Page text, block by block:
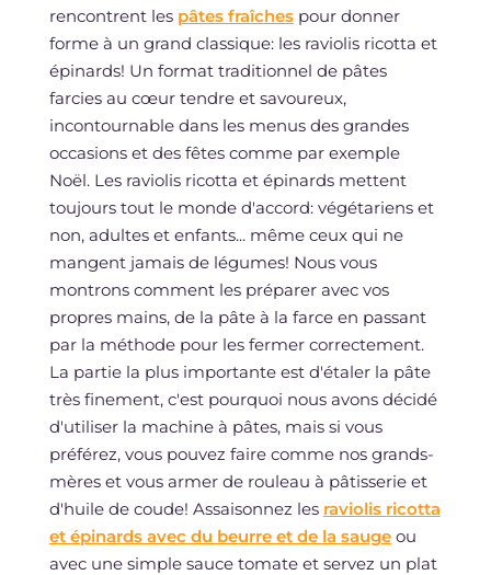
rencontrent les pâtes fraîchespour donner
forme à un grand classique: les raviolis ricotta et
épinards! Un format traditionnel de pâtes
farcies au cœur tendre et savoureux,
incontournable dans les menus des grandes
occasions et des fêtes comme par exemple
Noël. Les raviolis ricotta et épinards mettent
toujours tout le monde d'accord: végétariens et
non, adultes et enfants... même ceux qui ne
mangent jamais de légumes! Nous vous
montrons comment les préparer avec vos
propres mains, de la pâte à la farce en passant
par la méthode pour les fermer correctement.
La partie la plus importante est d'étaler la pâte
très finement, c'est pourquoi nous avons décidé
d'utiliser la machine à pâtes, mais si vous
préférez, vous pouvez faire comme nos grands-
mères et vous armer de rouleau à pâtisserie et
d'huile de coude! Assaisonnez les raviolis ricotta
et épinards avec du beurre et de la saugeou
avec une simple sauce tomate et servez un plat